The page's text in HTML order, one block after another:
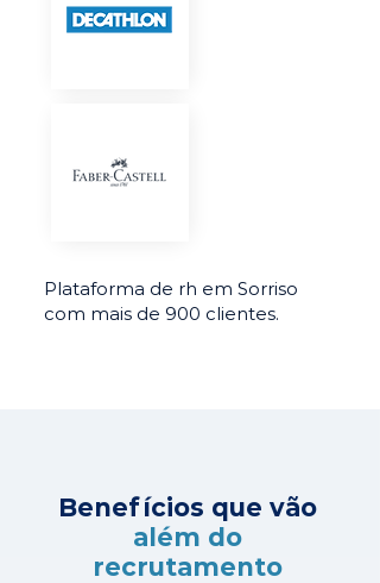
Plataforma de rh em Sorriso
com mais de 900 clientes.
Benefícios que vão
além do
recrutamento